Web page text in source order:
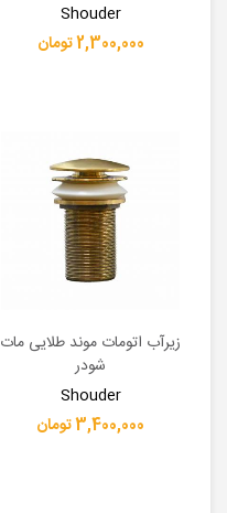
Shouder
2,300,000 تومان
زیرآب اتومات موند طلایی مات
شودر
Shouder
3,400,000 تومان